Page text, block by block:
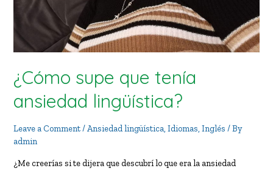
¿Cómo supe que tenía
ansiedad lingüística?
Leave a Comment/ Ansiedad lingüística ,Idiomas ,Inglés / By
admin
¿Me creerías si te dijera que descubrí lo que era la ansiedad